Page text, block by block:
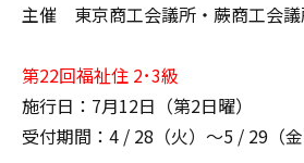
主催 東京商工会議所・蕨商工会
第22回福祉住 2･3級
施行日：7月12日（第2日曜）
受付期間：4 / 28（火）～5 / 29（金